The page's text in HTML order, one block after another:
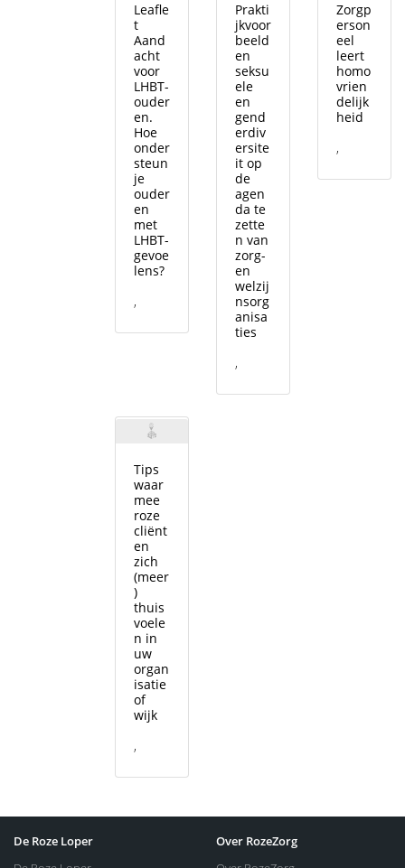
Leafle
t
Aand
acht
voor
LHBT-
ouder
en.
Hoe
onder
steun
je
ouder
en
met
LHBT-
gevoe
lens?
,
Prakti
jkvoor
beeld
en
seksu
ele
en
gend
erdiv
ersite
it op
de
agen
da te
zette
n van
zorg-
en
welzij
nsorg
anisa
ties
,
Zorgp
erson
eel
leert
homo
vrien
delijk
heid
,
Tips
waar
mee
roze
cliënt
en
zich
(meer
)
thuis
voele
n in
uw
organ
isatie
of
wijk
,
De Roze Loper
Over RozeZorg